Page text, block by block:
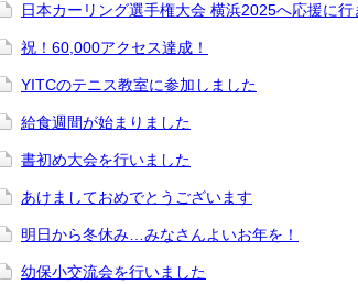
日本カーリング選手権大会 横浜2025へ応援に行
祝！60,000アクセス達成！
YITCのテニス教室に参加しました
給食週間が始まりました
書初め大会を行いました
あけましておめでとうございます
明日から冬休み…みなさんよいお年を！
幼保小交流会を行いました